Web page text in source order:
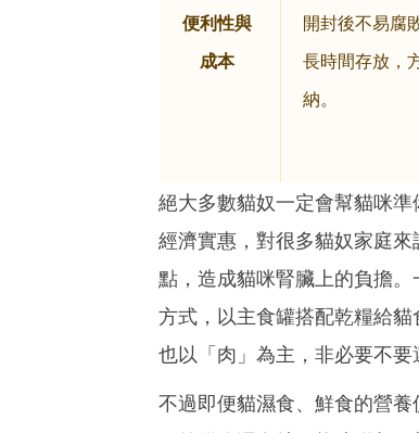
便利性與
成本
開封後不易腐
長時間存放，
納。
絕大多數貓奴一定會幫貓咪
經濟實惠，對很多貓奴家庭
點，造成貓咪腎臟上的負擔
方式，以主食罐搭配乾糧給
也以「肉」為主，非必要不要
不過即便貓濕食、鮮食的營